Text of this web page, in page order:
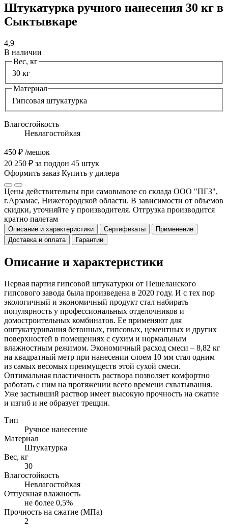
Штукатурка ручного нанесения 30 кг в
Сыктывкаре
4,9
В наличии
Вес, кг
30 кг
Материал
Гипсовая штукатурка
Влагостойкость
Невлагостойкая
450 ₽ /мешок
20 250 ₽ за поддон 45 штук
Оформить заказ Купить у дилера
Цены действительны при самовывозе со склада ООО "ПГЗ",
г.Арзамас, Нижегородской области. В зависимости от объемов
скидки, уточняйте у производителя. Отгрузка производится
кратно палетам
Описание и характеристики Сертификаты
Применение
Доставка и оплата
Гарантии
Описание и характеристики
Первая партия гипсовой штукатурки от Пешеланского
гипсового завода была произведена в 2020 году. И с тех пор
экологичный и экономичный продукт стал набирать
популярность у профессиональных отделочников и
домостроительных комбинатов. Ее применяют для
оштукатуривания бетонных, гипсовых, цементных и других
поверхностей в помещениях с сухим и нормальным
влажностным режимом. Экономичный расход смеси – 8,82 кг
на квадратный метр при нанесении слоем 10 мм стал одним
из самых весомых преимуществ этой сухой смеси.
Оптимальная пластичность раствора позволяет комфортно
работать с ним на протяжении всего времени схватывания.
Уже застывший раствор имеет высокую прочность на сжатие
и изгиб и не образует трещин.
Тип
Ручное нанесение
Материал
Штукатурка
Вес, кг
30
Влагостойкость
Невлагостойкая
Отпускная влажность
не более 0,5%
Прочность на сжатие (МПа)
2